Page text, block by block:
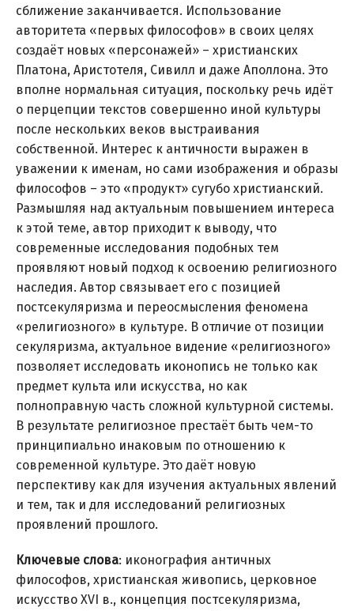
сближение заканчивается. Использование
авторитета «первых философов» в своих целях
создаёт новых «персонажей» – христианских
Платона, Аристотеля, Сивилл и даже Аполлона. Это
вполне нормальная ситуация, поскольку речь идёт
о перцепции текстов совершенно иной культуры
после нескольких веков выстраивания
собственной. Интерес к античности выражен в
уважении к именам, но сами изображения и образы
философов – это «продукт» сугубо христианский.
Размышляя над актуальным повышением интереса
к этой теме, автор приходит к выводу, что
современные исследования подобных тем
проявляют новый подход к освоению религиозного
наследия. Автор связывает его с позицией
постсекуляризма и переосмысления феномена
«религиозного» в культуре. В отличие от позиции
секуляризма, актуальное видение «религиозного»
позволяет исследовать иконопись не только как
предмет культа или искусства, но как
полноправную часть сложной культурной системы.
В результате религиозное престаёт быть чем-то
принципиально инаковым по отношению к
современной культуре. Это даёт новую
перспективу как для изучения актуальных явлений
и тем, так и для исследований религиозных
проявлений прошлого.
Ключевые слова: иконография античных
философов, христианская живопись, церковное
искусство XVI в., концепция постсекуляризма,